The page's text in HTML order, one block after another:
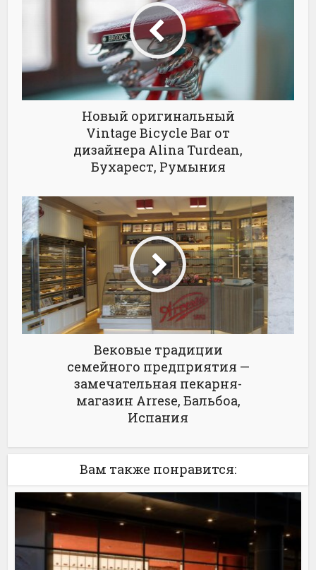
Новый оригинальный
Vintage Bicycle Bar от
дизайнера Alina Turdean,
Бухарест, Румыния
Вековые традиции
семейного предприятия —
замечательная пекарня-
магазин Arrese, Бальбоа,
Испания
Вам также понравится: